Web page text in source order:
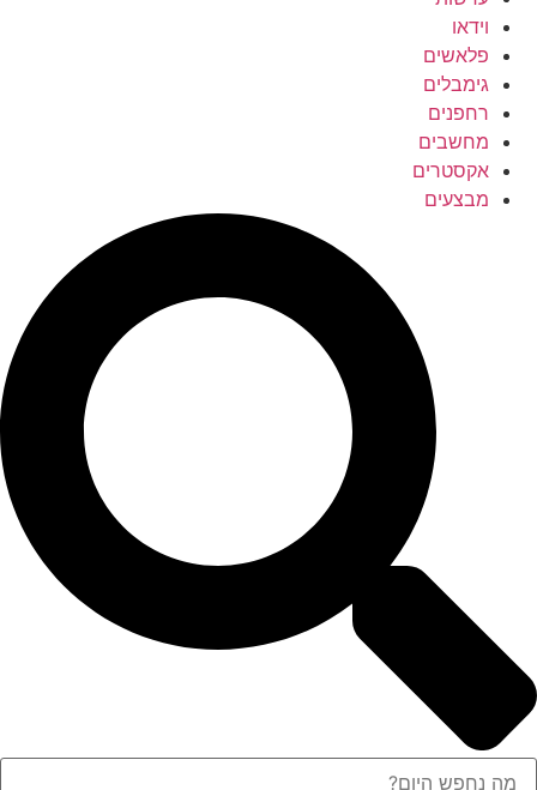
וידאו
פלאשים
גימבלים
רחפנים
מחשבים
אקסטרים
מבצעים